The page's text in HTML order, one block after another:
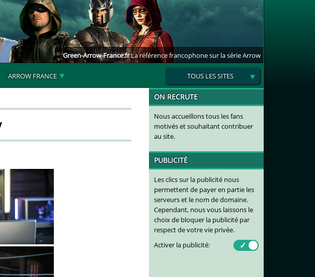
Green-Arrow-France.frLa référence francophone sur la série Arrow
ARROW FRANCE TOUS LES SITES
ON RECRUTE
Nous accueillons tous les fans
motivés et souhaitant contribuer
au site.
PUBLICITÉ
Les clics sur la publicité nous
permettent de payer en partie les
serveurs et le nom de domaine.
Cependant, nous vous laissons le
choix de bloquer la publicité par
respect de votre vie privée.
Activer la publicité: